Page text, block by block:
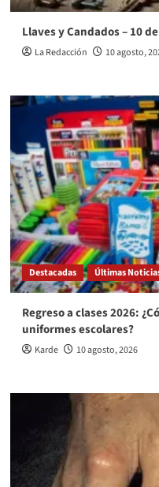
Llaves y Candados – 10
La Redacción 10 agosto,
Destacadas Últimas
Regreso a clases 2026:
uniformes escolares?
Karde 10 agosto, 2026